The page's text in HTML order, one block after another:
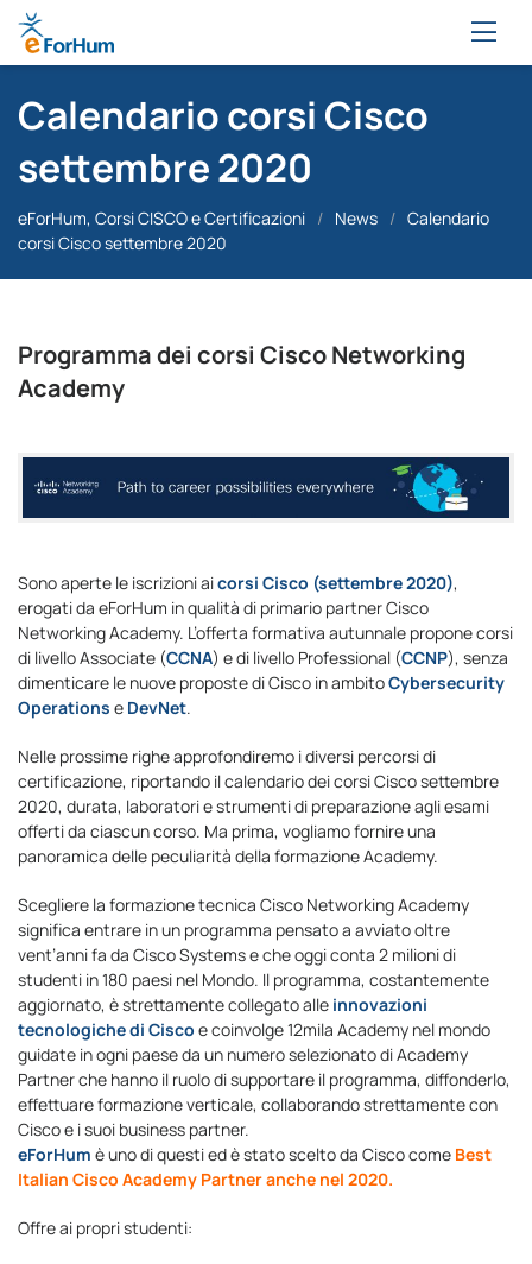
Calendario corsi Cisco
settembre 2020
eForHum, Corsi CISCO e Certificazioni / News / Calendario
corsi Cisco settembre 2020
Programma dei corsi Cisco Networking
Academy
Sono aperte le iscrizioni aicorsi Cisco (settembre 2020),
erogati da eForHum in qualità di primario partner Cisco
Networking Academy. L’offerta formativa autunnale propone corsi
di livello Associate (CCNA) e di livello Professional (CCNP), senza
dimenticare le nuove proposte di Cisco in ambitoCybersecurity
Operations e DevNet.
Nelle prossime righe approfondiremo i diversi percorsi di
certificazione, riportando il calendario dei corsi Cisco settembre
2020, durata, laboratori e strumenti di preparazione agli esami
offerti da ciascun corso. Ma prima, vogliamo fornire una
panoramica delle peculiarità della formazione Academy.
Scegliere la formazione tecnica Cisco Networking Academy
significa entrare in un programma pensato a avviato oltre
vent’anni fa da Cisco Systems e che oggi conta 2 milioni di
studenti in 180 paesi nel Mondo. Il programma, costantemente
aggiornato, è strettamente collegato alle innovazioni
tecnologiche di Cisco e coinvolge 12mila Academy nel mondo
guidate in ogni paese da un numero selezionato di Academy
Partner che hanno il ruolo di supportare il programma, diffonderlo,
effettuare formazione verticale, collaborando strettamente con
Cisco e i suoi business partner.
eForHum è uno di questi ed è stato scelto da Cisco come Best
Italian Cisco Academy Partner anche nel 2020.
Offre ai propri studenti: